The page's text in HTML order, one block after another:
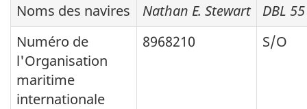
Noms des navires Nathan E. Stewart
DBL 55
Numéro de
l'Organisation
maritime
internationale
8968210 S/O